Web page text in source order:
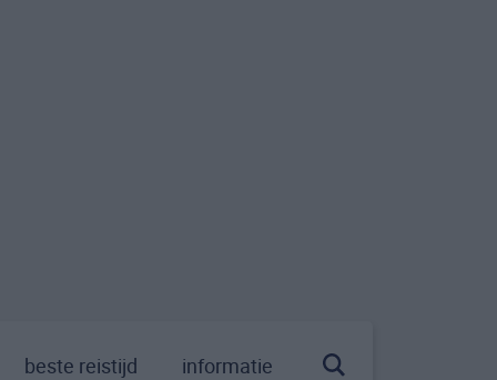
beste reistijd informatie